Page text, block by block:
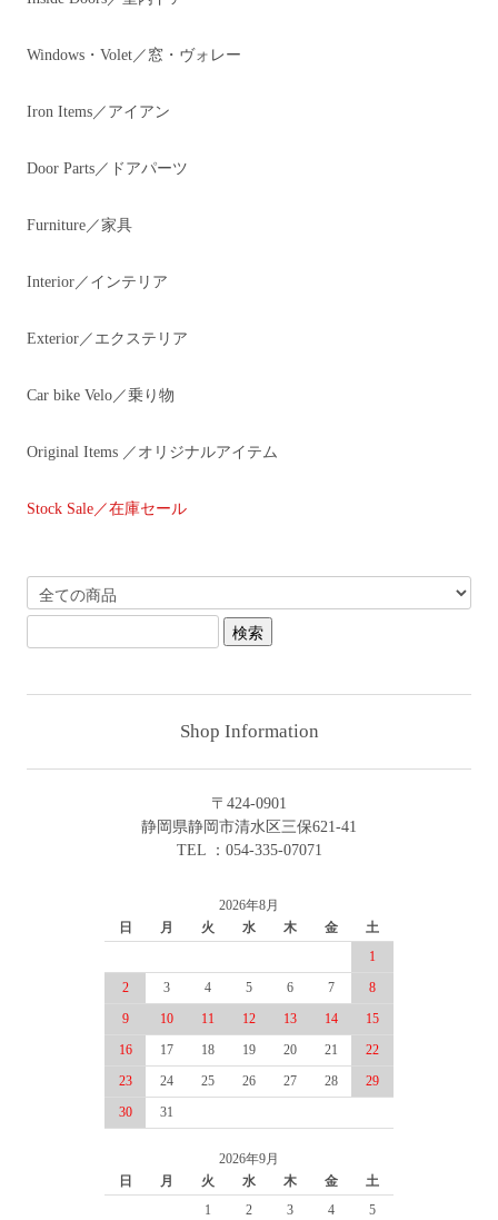
Windows・Volet／窓・ヴォレー
Iron Items／アイアン
Door Parts／ドアパーツ
Furniture／家具
Interior／インテリア
Exterior／エクステリア
Car bike Velo／乗り物
Original Items ／オリジナルアイテム
Stock Sale／在庫セール
Shop Information
〒424-0901
静岡県静岡市清水区三保621-41
TEL ：054-335-07071
2026年8月
日
月 火 水 木 金
土
1
2
3 4 5 6 7
8
9
10 11 12 13 14
15
16
17 18 19 20 21
22
23
24 25 26 27 28
29
30
31
2026年9月
日
月 火 水 木 金
土
1
2 3 4
5